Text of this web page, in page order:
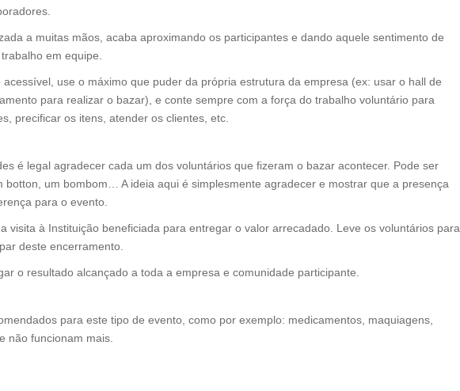
a muitas mãos, acaba aproximando os participantes e dando aquele sentimento de
em equipe.
use o máximo que puder da própria estrutura da empresa (ex: usar o hall de
para realizar o bazar), e conte sempre com a força do trabalho voluntário para
precificar os itens, atender os clientes, etc.
é legal agradecer cada um dos voluntários que fizeram o bazar acontecer. Pode ser
botton, um bombom… A ideia aqui é simplesmente agradecer e mostrar que a presença
para o evento.
visita à Instituição beneficiada para entregar o valor arrecadado. Leve os voluntários para
deste encerramento.
o resultado alcançado a toda a empresa e comunidade participante.
para este tipo de evento, como por exemplo: medicamentos, maquiagens,
não funcionam mais.